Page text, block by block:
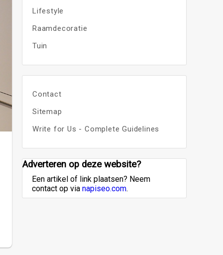
Lifestyle
Raamdecoratie
Tuin
Contact
Sitemap
Write for Us - Complete Guidelines
Adverteren op deze website?
Een artikel of link plaatsen? Neem
contact op via napiseo.com.